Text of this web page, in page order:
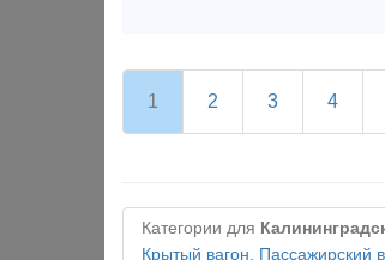
1 2 3 4
Категории для
Крытый вагон, Пассажирский